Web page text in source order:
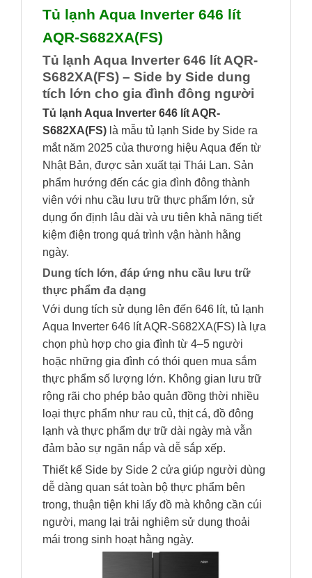
Tủ lạnh Aqua Inverter 646 lít
AQR-S682XA(FS)
Tủ lạnh Aqua Inverter 646 lít AQR-
S682XA(FS) – Side by Side dung
tích lớn cho gia đình đông người
Tủ lạnh Aqua Inverter 646 lít AQR-
S682XA(FS) là mẫu tủ lạnh Side by Side ra
mắt năm 2025 của thương hiệu Aqua đến từ
Nhật Bản, được sản xuất tại Thái Lan. Sản
phẩm hướng đến các gia đình đông thành
viên với nhu cầu lưu trữ thực phẩm lớn, sử
dụng ổn định lâu dài và ưu tiên khả năng tiết
kiệm điện trong quá trình vận hành hằng
ngày.
Dung tích lớn, đáp ứng nhu cầu lưu trữ
thực phẩm đa dạng
Với dung tích sử dụng lên đến 646 lít, tủ lạnh
Aqua Inverter 646 lít AQR-S682XA(FS) là lựa
chọn phù hợp cho gia đình từ 4–5 người
hoặc những gia đình có thói quen mua sắm
thực phẩm số lượng lớn. Không gian lưu trữ
rộng rãi cho phép bảo quản đồng thời nhiều
loại thực phẩm như rau củ, thịt cá, đồ đông
lạnh và thực phẩm dự trữ dài ngày mà vẫn
đảm bảo sự ngăn nắp và dễ sắp xếp.
Thiết kế Side by Side 2 cửa giúp người dùng
dễ dàng quan sát toàn bộ thực phẩm bên
trong, thuận tiện khi lấy đồ mà không cần cúi
người, mang lại trải nghiệm sử dụng thoải
mái trong sinh hoạt hằng ngày.